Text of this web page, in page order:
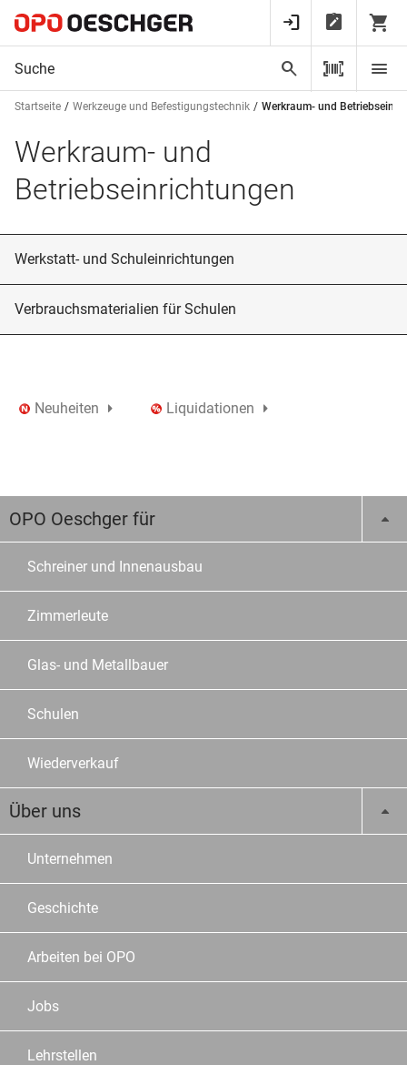
Startseite Werkzeuge und Befestigungstechnik Werkraum- und
Werkraum- und
Betriebseinrichtungen
Werkstatt- und Schuleinrichtungen
Verbrauchsmaterialien für Schulen
Neuheiten Liquidationen
OPO Oeschger für
Schreiner und Innenausbau
Zimmerleute
Glas- und Metallbauer
Schulen
Wiederverkauf
Über uns
Unternehmen
Geschichte
Arbeiten bei OPO
Jobs
Lehrstellen